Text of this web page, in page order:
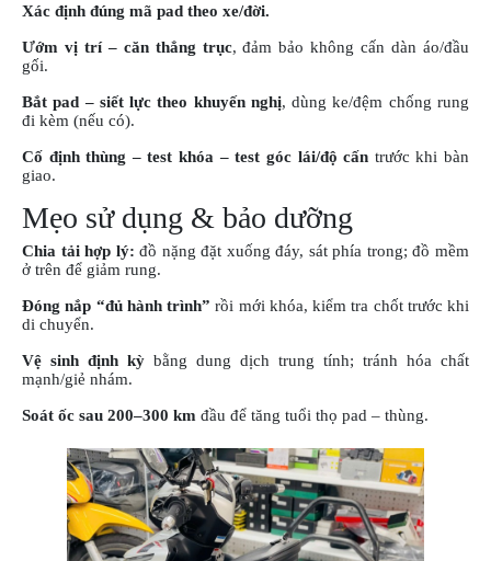
Xác định đúng mã pad theo xe/đời.
Ướm vị trí – căn thẳng trục, đảm bảo không cấn dàn áo/đầu
gối.
Bắt pad – siết lực theo khuyến nghị, dùng ke/đệm chống rung
đi kèm (nếu có).
Cố định thùng – test khóa – test góc lái/độ cấn trước khi bàn
giao.
Mẹo sử dụng & bảo dưỡng
Chia tải hợp lý: đồ nặng đặt xuống đáy, sát phía trong; đồ mềm
ở trên để giảm rung.
Đóng nắp “đủ hành trình” rồi mới khóa, kiểm tra chốt trước khi
di chuyển.
Vệ sinh định kỳ bằng dung dịch trung tính; tránh hóa chất
mạnh/giẻ nhám.
Soát ốc sau 200–300 km đầu để tăng tuổi thọ pad – thùng.